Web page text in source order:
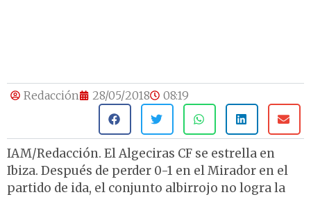
Redacción 28/05/2018 08:19
IAM/Redacción. El Algeciras CF se estrella en
Ibiza. Después de perder 0-1 en el Mirador en el
partido de ida, el conjunto albirrojo no logra la